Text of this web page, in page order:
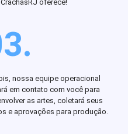
oferece!
nossa equipe operacional
em contato com você para
as artes, coletará seus
e aprovações para produção.